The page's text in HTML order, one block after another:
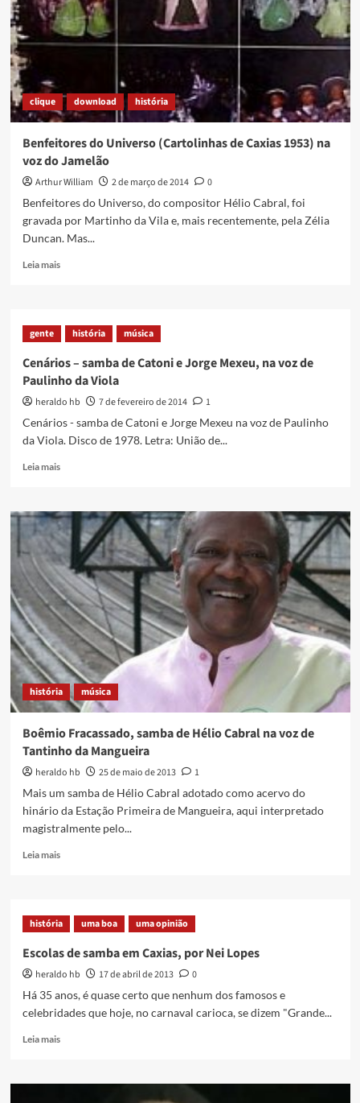
de
Caxias
clique download história
Benfeitores do Universo (Cartolinhas de Caxias 1953) na
voz do Jamelão
Arthur William 2 de março de 2014
0
Benfeitores do Universo, do compositor Hélio Cabral, foi
gravada por Martinho da Vila e, mais recentemente, pela Zélia
Duncan. Mas...
Leia maisRead
do
Universo
de
Caxias
1953)
voz
do
gente história música
Cenários – samba de Catoni e Jorge Mexeu, na voz de
Paulinho da Viola
heraldo hb 7 de fevereiro de 2014
1
Cenários - samba de Catoni e Jorge Mexeu na voz de Paulinho
da Viola. Disco de 1978. Letra: União de...
Leia maisRead
Cenários
–
samba
de
Catoni
e
Jorge
Mexeu,
na
voz
de
Paulinho
da
Viola
história música
Boêmio Fracassado, samba de Hélio Cabral na voz de
Tantinho da Mangueira
heraldo hb 25 de maio de 2013
1
Mais um samba de Hélio Cabral adotado como acervo do
hinário da Estação Primeira de Mangueira, aqui interpretado
magistralmente pelo...
Leia maisRead
Fracassado,
samba
Hélio
Cabral
de
Tantinho
história uma boa uma opinião
Escolas de samba em Caxias, por Nei Lopes
heraldo hb 17 de abril de 2013
0
Há 35 anos, é quase certo que nenhum dos famosos e
celebridades que hoje, no carnaval carioca, se dizem "Grande...
Leia maisRead
Escolas